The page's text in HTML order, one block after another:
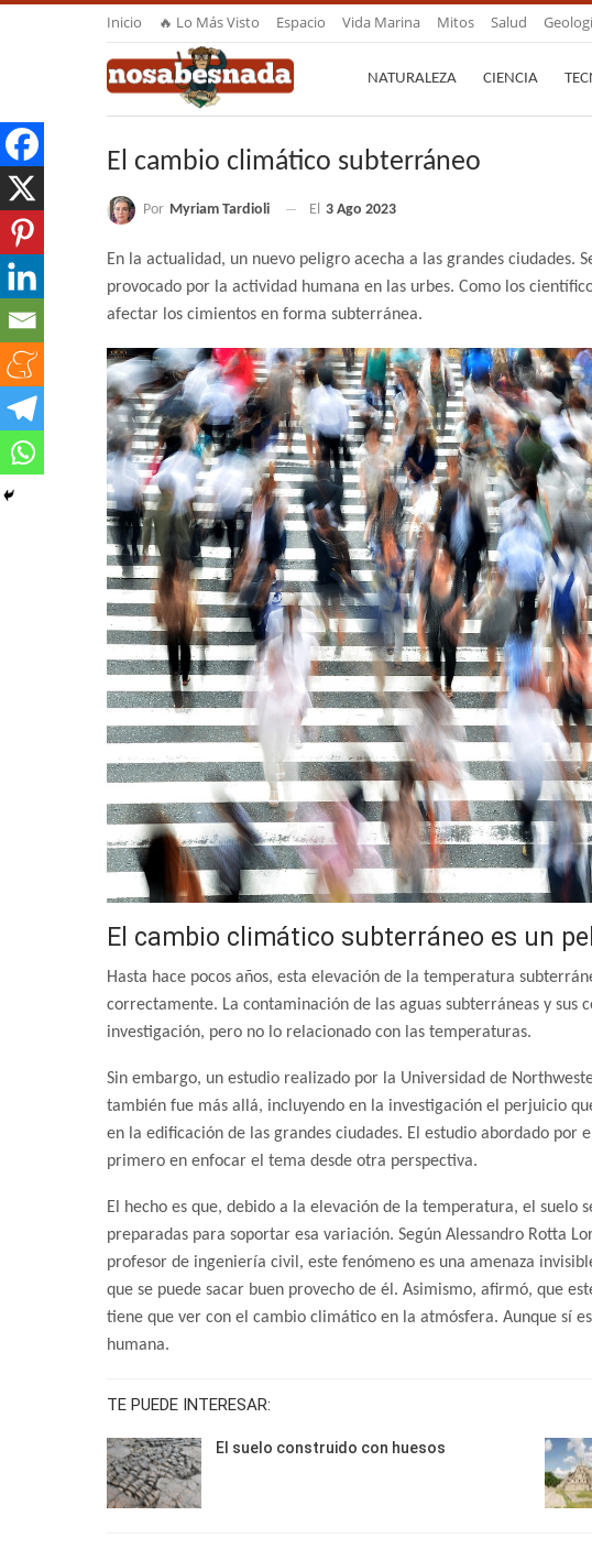
Inicio 🔥 Lo Más Visto Espacio Vida Marina Mitos Salud
NATURALEZA CIENCIA
El cambio climático subterráneo
Por Myriam Tardioli El 3 Ago 2023
En la actualidad, un nuevo peligro acecha a las grandes ciudades.
provocado por la actividad humana en las urbes. Como los
afectar los cimientos en forma subterránea.
El cambio climático subterráneo es un
Hasta hace pocos años, esta elevación de la temperatura
correctamente. La contaminación de las aguas subterráneas y sus
investigación, pero no lo relacionado con las temperaturas.
Sin embargo, un estudio realizado por la Universidad de
también fue más allá, incluyendo en la investigación el perjuicio
en la edificación de las grandes ciudades. El estudio abordado por
primero en enfocar el tema desde otra perspectiva.
El hecho es que, debido a la elevación de la temperatura, el suelo
preparadas para soportar esa variación. Según Alessandro Rotta
profesor de ingeniería civil, este fenómeno es una amenaza
que se puede sacar buen provecho de él. Asimismo, afirmó, que
tiene que ver con el cambio climático en la atmósfera. Aunque sí
humana.
TE PUEDE INTERESAR:
El suelo construido con huesos